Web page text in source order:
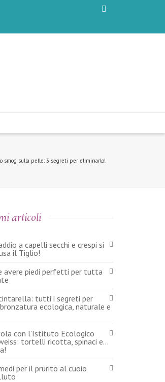
smog sulla pelle: 3 segreti per eliminarlo!
articoli
a capelli secchi e crespi si
il Tiglio!
avere piedi perfetti per tutta
tutti i segreti per
ecologica, naturale e
con l’Istituto Ecologico
tortelli ricotta, spinaci e…
per il prurito al cuoio